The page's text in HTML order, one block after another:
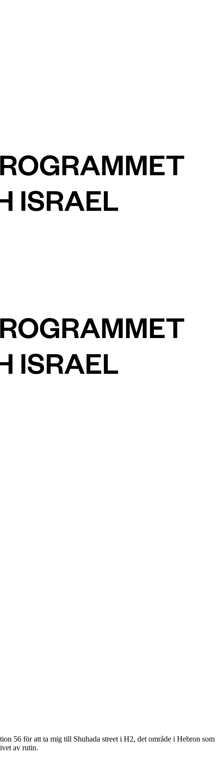
56 för att ta mig till Shuhada street i H2, det område i Hebron som
av rutin.